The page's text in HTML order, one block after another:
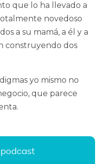
que lo ha llevado a
novedoso
a su mamá, a él y a
construyendo dos
yo mismo no
que parece